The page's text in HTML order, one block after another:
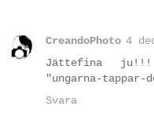
CreandoPhoto 4
Jättefina
"ungarna-tappar-
Svara